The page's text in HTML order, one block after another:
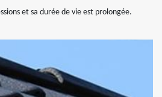
et sa durée de vie est prolongée.